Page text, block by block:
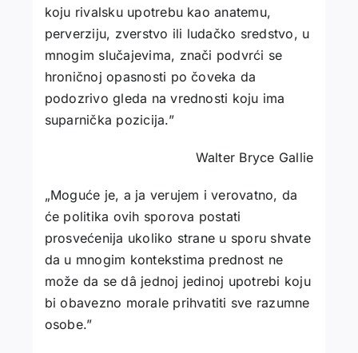
koju rivalsku upotrebu kao anatemu,
perver­ziju, zverstvo ili ludačko sredstvo, u
mnogim slu­čajevima, znači podvrći se
hroničnoj opasnosti po čoveka da
podozrivo gleda na vrednosti koju ima
suparnička pozicija.”
Walter Bryce Gallie
„Moguće je, a ja verujem i verovatno, da
će politika ovih sporova postati
prosvećenija ukoliko strane u sporu shva­te
da u mnogim kontekstima prednost ne
može da se dâ jednoj jedinoj upotrebi koju
bi obavezno morale prihvatiti sve razumne
osobe.”